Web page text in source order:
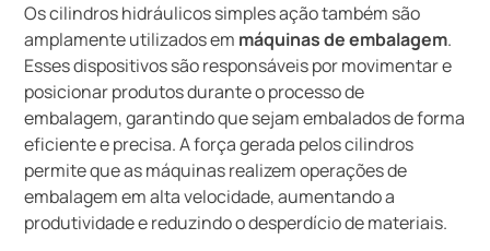
Os cilindros hidráulicos simples ação também são
amplamente utilizados em máquinas de embalagem.
Esses dispositivos são responsáveis por movimentar e
posicionar produtos durante o processo de
embalagem, garantindo que sejam embalados de forma
eficiente e precisa. A força gerada pelos cilindros
permite que as máquinas realizem operações de
embalagem em alta velocidade, aumentando a
produtividade e reduzindo o desperdício de materiais.